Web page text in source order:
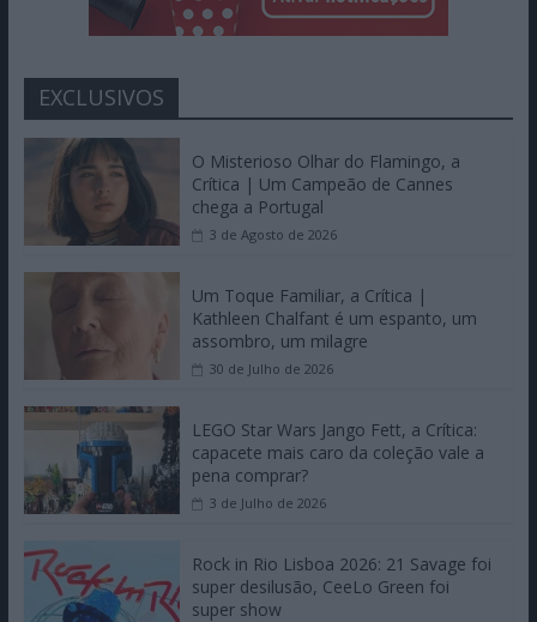
EXCLUSIVOS
O Misterioso Olhar do Flamingo, a
Crítica | Um Campeão de Cannes
chega a Portugal
3 de Agosto de 2026
Um Toque Familiar, a Crítica |
Kathleen Chalfant é um espanto, um
assombro, um milagre
30 de Julho de 2026
LEGO Star Wars Jango Fett, a Crítica:
capacete mais caro da coleção vale a
pena comprar?
3 de Julho de 2026
Rock in Rio Lisboa 2026: 21 Savage foi
super desilusão, CeeLo Green foi
super show